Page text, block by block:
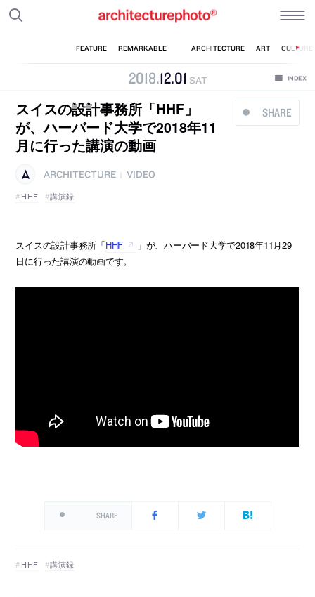
2018.12.01 SAT
SHARE
スイスの設計事務所「HHF」
が、ハーバード大学で2018年11
月に行った講演の動画
ARCHITECTURE
VIDEO
HHF
講演録
スイスの設計事務所「HHF
」が、ハーバード大学で2018年11月29
日に行った講演の動画です。
SHARE
HHF 講演録